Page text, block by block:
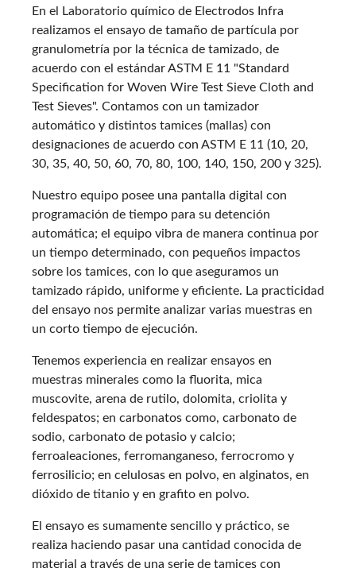
En el Laboratorio químico de Electrodos Infra
realizamos el ensayo de tamaño de partícula por
granulometría por la técnica de tamizado, de
acuerdo con el estándar ASTM E 11 "Standard
Specification for Woven Wire Test Sieve Cloth and
Test Sieves". Contamos con un tamizador
automático y distintos tamices (mallas) con
designaciones de acuerdo con ASTM E 11 (10, 20,
30, 35, 40, 50, 60, 70, 80, 100, 140, 150, 200 y 325).
Nuestro equipo posee una pantalla digital con
programación de tiempo para su detención
automática; el equipo vibra de manera continua por
un tiempo determinado, con pequeños impactos
sobre los tamices, con lo que aseguramos un
tamizado rápido, uniforme y eficiente. La practicidad
del ensayo nos permite analizar varias muestras en
un corto tiempo de ejecución.
Tenemos experiencia en realizar ensayos en
muestras minerales como la fluorita, mica
muscovite, arena de rutilo, dolomita, criolita y
feldespatos; en carbonatos como, carbonato de
sodio, carbonato de potasio y calcio;
ferroaleaciones, ferromanganeso, ferrocromo y
ferrosilicio; en celulosas en polvo, en alginatos, en
dióxido de titanio y en grafito en polvo.
El ensayo es sumamente sencillo y práctico, se
realiza haciendo pasar una cantidad conocida de
material a través de una serie de tamices con